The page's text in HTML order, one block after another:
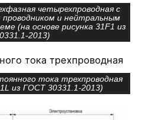
четырехпроводная с
и нейтральным
(на основе рисунка 31F1 из
2013)
тока трехпроводная
из ГОСТ 30331.1-2013)